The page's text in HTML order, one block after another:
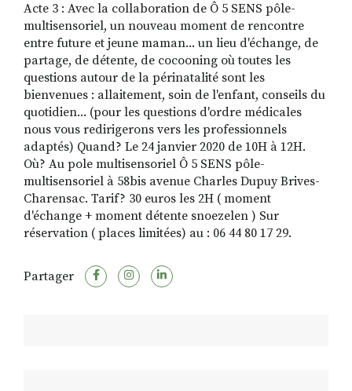
Acte 3 : Avec la collaboration de Ô 5 SENS pôle-
multisensoriel, un nouveau moment de rencontre
entre future et jeune maman... un lieu d'échange, de
partage, de détente, de cocooning où toutes les
questions autour de la périnatalité sont les
bienvenues : allaitement, soin de l'enfant, conseils du
quotidien... (pour les questions d'ordre médicales
nous vous redirigerons vers les professionnels
adaptés) Quand? Le 24 janvier 2020 de 10H à 12H.
Où? Au pole multisensoriel Ô 5 SENS pôle-
multisensoriel à 58bis avenue Charles Dupuy Brives-
Charensac. Tarif? 30 euros les 2H ( moment
d'échange + moment détente snoezelen ) Sur
réservation ( places limitées) au : 06 44 80 17 29.
Partager